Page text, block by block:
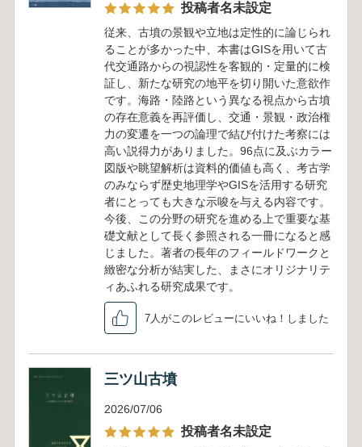
投稿者名未設定
従来、古墳の景観や立地は定性的に論じられ
ることが多かった中、本書はGISを用いて古
代交通路からの視認性を客観的・定量的に検
証し、新たな研究の地平を切り開いた意欲作
です。海路・陸路という異なる視点から古墳
の存在意義を再評価し、交通・景観・政治権
力の変遷を一つの論理で結び付けた考察には
高い説得力がありました。96点に及ぶカラー
図版や眺望解析は資料的価値も高く、考古学
のみならず歴史地理学やGISを活用する研究
者にとっても大きな示唆を与える内容です。
今後、この分野の研究を進める上で重要な基
礎文献として長く参照される一冊になると感
じました。著者の長年のフィールドワークと
緻密な分析が結実した、まさにオリジナリテ
ィあふれる研究成果です。
7人がこのレビューにいいね！しました
三ツ山古墳
2026/07/06
投稿者名未設定